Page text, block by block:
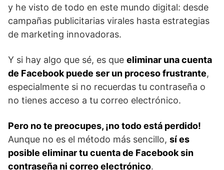
y he visto de todo en este mundo digital: desde
campañas publicitarias virales hasta estrategias
de marketing innovadoras.
Y si hay algo que sé, es que eliminar una cuenta
de Facebook puede ser un proceso frustrante,
especialmente si no recuerdas tu contraseña o
no tienes acceso a tu correo electrónico.
Pero no te preocupes, ¡no todo está perdido!
Aunque no es el método más sencillo, sí es
posible eliminar tu cuenta de Facebook sin
contraseña ni correo electrónico.